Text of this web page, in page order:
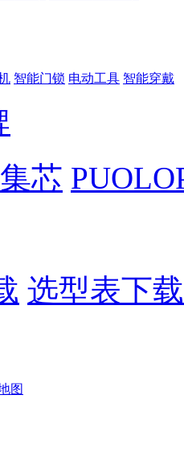
智能门锁 电动工具 智能穿戴
芯
选型表下载
图